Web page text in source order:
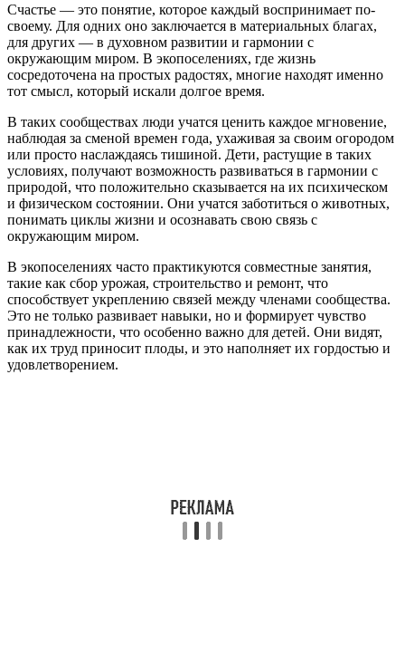
Счастье — это понятие, которое каждый воспринимает по-
своему. Для одних оно заключается в материальных благах,
для других — в духовном развитии и гармонии с
окружающим миром. В экопоселениях, где жизнь
сосредоточена на простых радостях, многие находят именно
тот смысл, который искали долгое время.
В таких сообществах люди учатся ценить каждое мгновение,
наблюдая за сменой времен года, ухаживая за своим огородом
или просто наслаждаясь тишиной. Дети, растущие в таких
условиях, получают возможность развиваться в гармонии с
природой, что положительно сказывается на их психическом
и физическом состоянии. Они учатся заботиться о животных,
понимать циклы жизни и осознавать свою связь с
окружающим миром.
В экопоселениях часто практикуются совместные занятия,
такие как сбор урожая, строительство и ремонт, что
способствует укреплению связей между членами сообщества.
Это не только развивает навыки, но и формирует чувство
принадлежности, что особенно важно для детей. Они видят,
как их труд приносит плоды, и это наполняет их гордостью и
удовлетворением.